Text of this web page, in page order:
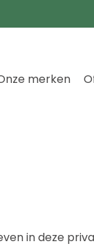
merken
in deze